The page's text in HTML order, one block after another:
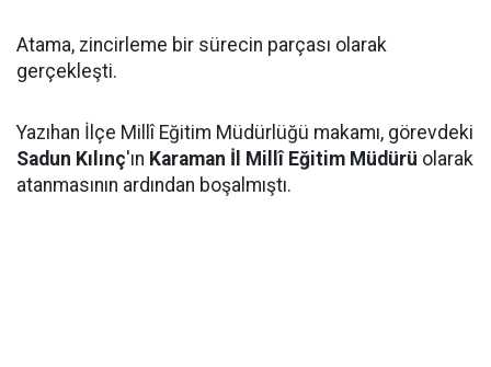
Atama, zincirleme bir sürecin parçası olarak
gerçekleşti.
Yazıhan İlçe Millî Eğitim Müdürlüğü makamı, görevdeki
Sadun Kılınç'ın Karaman İl Millî Eğitim Müdürü olarak
atanmasının ardından boşalmıştı.